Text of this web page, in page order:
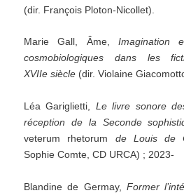
(dir. François Ploton-Nicollet).
Marie Gall, Âme, Imagination
cosmobiologiques dans les
XVIIe siècle (dir. Violaine
Léa Gariglietti,
Le livre sonore
réception de la Seconde
veterum rhetorum de Louis de
Sophie Comte, CD URCA) ; 2023-
Blandine de Germay, Former